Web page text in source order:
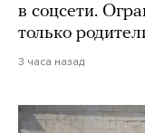
в соцсети.
только
3 часа назад